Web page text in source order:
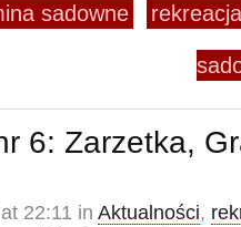
sadowne rekreacja
6: Zarzetka,
22:11 in Aktualności,